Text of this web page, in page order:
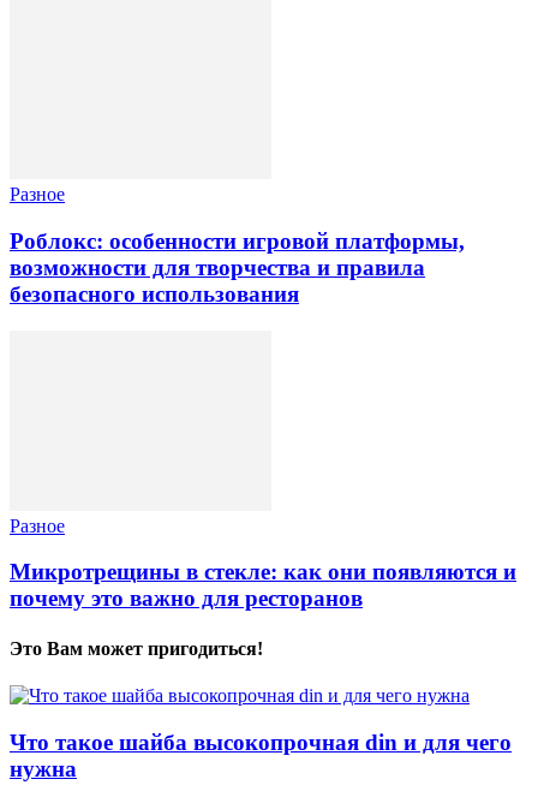
Разное
Роблокс: особенности игровой платформы,
возможности для творчества и правила
безопасного использования
Разное
Микротрещины в стекле: как они появляются и
почему это важно для ресторанов
Это Вам может пригодиться!
Что такое шайба высокопрочная din и для чего
нужна